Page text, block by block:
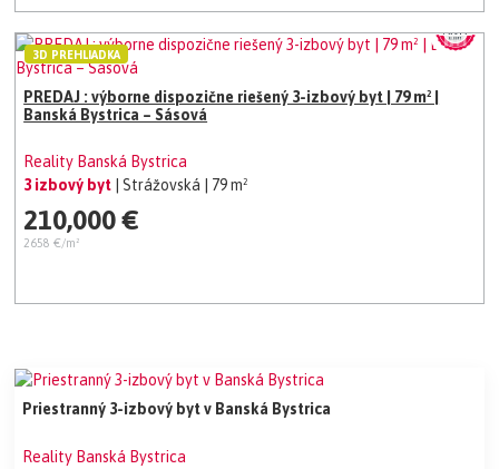
PREDAJ : výborne dispozične riešený 3-izbový byt | 79 m² |
Banská Bystrica – Sásová
Reality Banská Bystrica
3 izbový byt
| Strážovská | 79 m²
210,000 €
2658 €/m²
3D PREHLIADKA
Priestranný 3-izbový byt v Banská Bystrica
Reality Banská Bystrica